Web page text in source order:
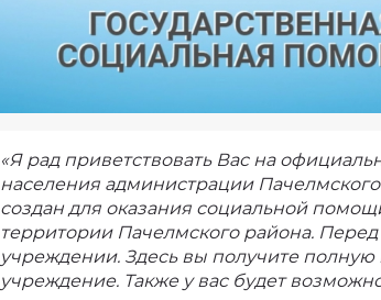
«Я рад приветствовать Вас на
населения администрации
создан для оказания социальной
территории Пачелмского района.
учреждении. Здесь вы получите
учреждение. Также у вас будет